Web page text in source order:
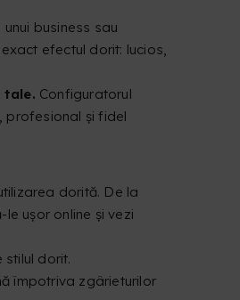
business sau
efectul dorit: lucios,
tale. Configuratorul
profesional și fidel
dorită. De la
ușor online și vezi
stilul dorit.
împotriva zgârieturilor